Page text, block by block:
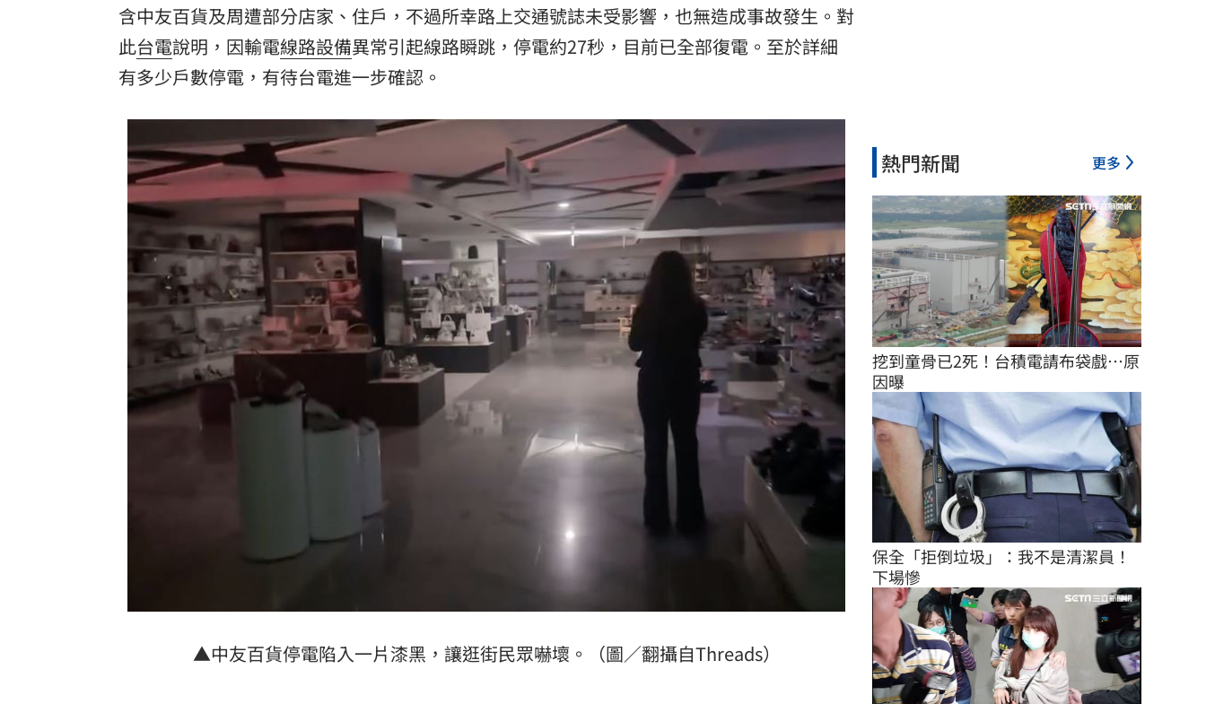
含中友百貨及周遭部分店家、住戶，不過所幸路上交通號誌未受影響，也無造成事故發生。對
此台電說明，因輸電線路設備異常引起線路瞬跳，停電約27秒，目前已全部復電。至於詳細
有多少戶數停電，有待台電進一步確認。
▲中友百貨停電陷入一片漆黑，讓逛街民眾嚇壞。（圖／翻攝自Threads）
熱門新聞 更多
挖到童骨已2死！台積電請布袋戲…原
因曝
保全「拒倒垃圾」：我不是清潔員！
下場慘